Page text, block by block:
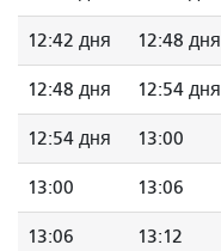
12:42 дня 12:48 дня
12:48 дня 12:54 дня
12:54 дня 13:00
13:00 13:06
13:06 13:12